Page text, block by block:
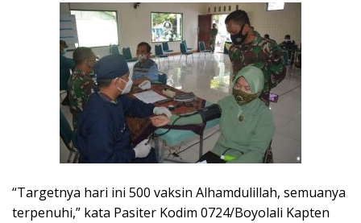
“Targetnya hari ini 500 vaksin Alhamdulillah, semuanya
terpenuhi,” kata Pasiter Kodim 0724/Boyolali Kapten